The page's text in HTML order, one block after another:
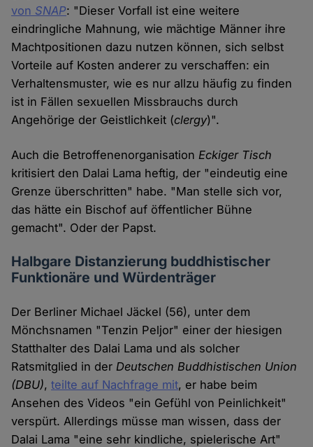
von SNAP: "Dieser Vorfall ist eine weitere
eindringliche Mahnung, wie mächtige Männer ihre
Machtpositionen dazu nutzen können, sich selbst
Vorteile auf Kosten anderer zu verschaffen: ein
Verhaltensmuster, wie es nur allzu häufig zu finden
ist in Fällen sexuellen Missbrauchs durch
Angehörige der Geistlichkeit (clergy)".
Auch die Betroffenenorganisation Eckiger Tisch
kritisiert den Dalai Lama heftig, der "eindeutig eine
Grenze überschritten" habe. "Man stelle sich vor,
das hätte ein Bischof auf öffentlicher Bühne
gemacht". Oder der Papst.
Halbgare Distanzierung buddhistischer
Funktionäre und Würdenträger
Der Berliner Michael Jäckel (56), unter dem
Mönchsnamen "Tenzin Peljor" einer der hiesigen
Statthalter des Dalai Lama und als solcher
Ratsmitglied in der Deutschen Buddhistischen Union
(DBU),teilte auf Nachfrage mit, er habe beim
Ansehen des Videos "ein Gefühl von Peinlichkeit"
verspürt. Allerdings müsse man wissen, dass der
Dalai Lama "eine sehr kindliche, spielerische Art"